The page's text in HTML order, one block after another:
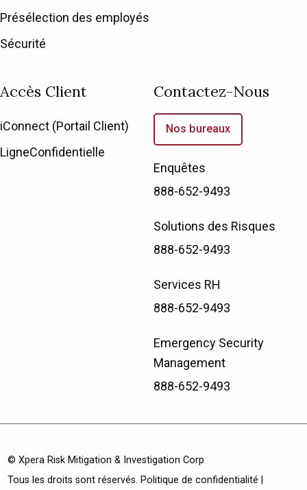
Présélection des employés
Sécurité
Accès Client
iConnect (Portail Client)
LigneConfidentielle
Contactez-Nous
Nos bureaux
Enquêtes
888-652-9493
Solutions des Risques
888-652-9493
Services RH
888-652-9493
Emergency Security
Management
888-652-9493
© Xpera Risk Mitigation & Investigation Corp
Tous les droits sont réservés. Politique de confidentialité